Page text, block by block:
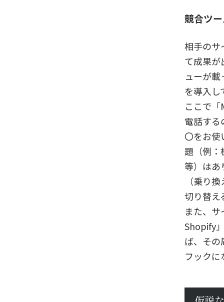
競合ツ
相手のサ
て成果が
ューが
を導入し
ここで
電話する
〇をお使
題（例：
等）はあ
（乗り
切り替え
また、
Shopify
ば、その
フックに